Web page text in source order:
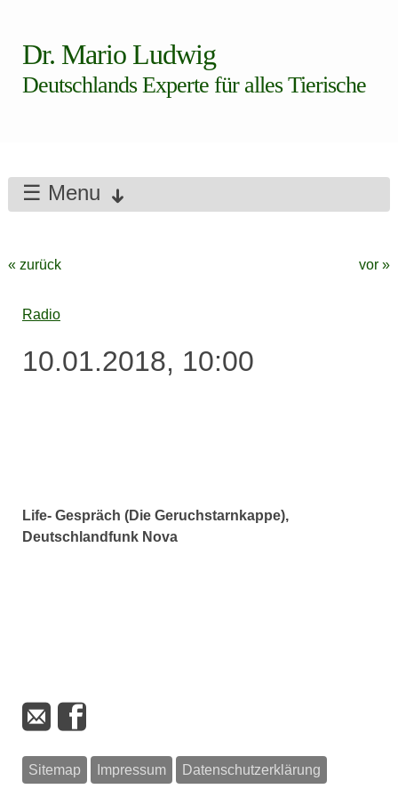
Dr. Mario Ludwig
Deutschlands Experte für alles Tierische
☰ Menu
« zurück vor »
Radio
10.01.2018, 10:00
Life- Gespräch (Die Geruchstarnkappe),
Deutschlandfunk Nova
Sitemap Impressum Datenschutzerklärung